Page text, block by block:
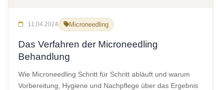
11.04.2024 Microneedling
Das Verfahren der Microneedling
Behandlung
Wie Microneedling Schritt für Schritt abläuft und warum
Vorbereitung, Hygiene und Nachpflege über das Ergebnis